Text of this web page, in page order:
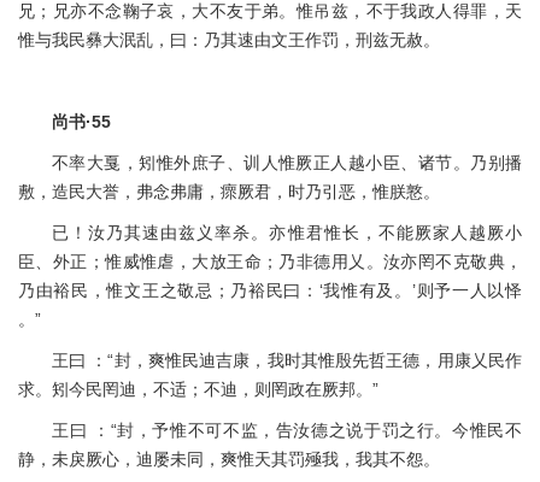
兄；兄亦不念鞠子哀，大不友于弟。惟吊兹，不于我政人得罪，天
惟与我民彝大泯乱，曰：乃其速由文王作罚，刑兹无赦。
尚书·55
不率大戛，矧惟外庶子、训人惟厥正人越小臣、诸节。乃别播
敷，造民大誉，弗念弗庸，瘝厥君，时乃引恶，惟朕憝。
已！汝乃其速由兹义率杀。亦惟君惟长，不能厥家人越厥小
臣、外正；惟威惟虐，大放王命；乃非德用乂。汝亦罔不克敬典，
乃由裕民，惟文王之敬忌；乃裕民曰：‘我惟有及。’则予一人以怿
。”
王曰 ：“封，爽惟民迪吉康，我时其惟殷先哲王德，用康乂民作
求。矧今民罔迪，不适；不迪，则罔政在厥邦。”
王曰 ：“封，予惟不可不监，告汝德之说于罚之行。今惟民不
静，未戾厥心，迪屡未同，爽惟天其罚殛我，我其不怨。